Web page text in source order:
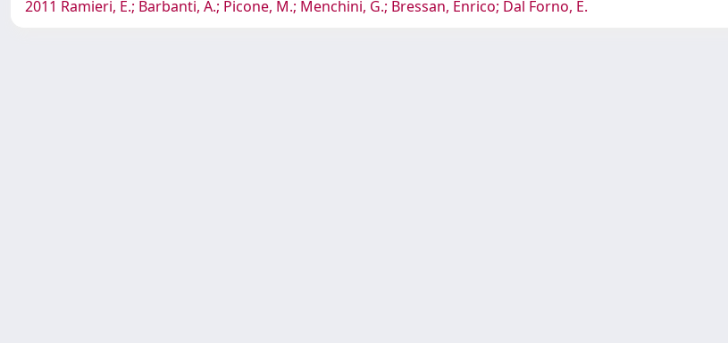
2011 Ramieri, E.; Barbanti, A.; Picone, M.; Menchini, G.; Bressan, Enrico; Dal Forno, E.